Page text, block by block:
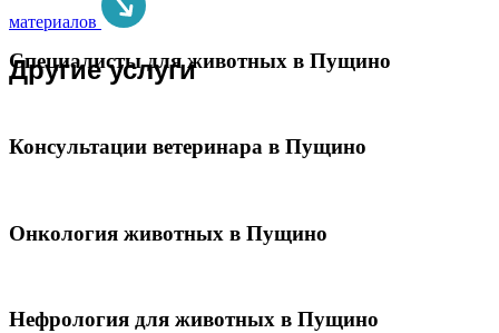
материалов
Другие услуги
Специалисты для животных в Пущино
Консультации ветеринара в Пущино
Онкология животных в Пущино
Нефрология для животных в Пущино